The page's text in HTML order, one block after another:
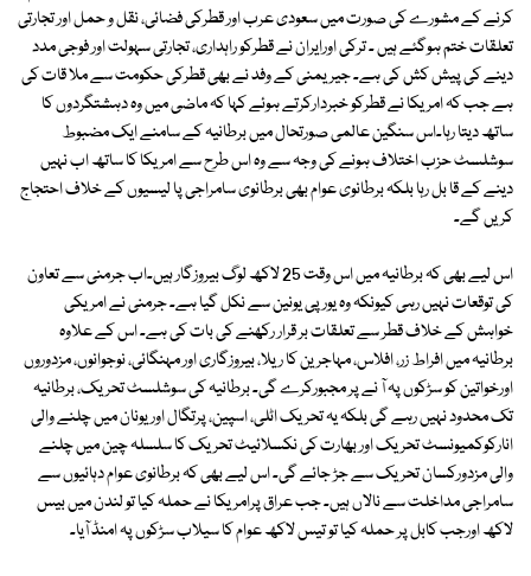
کرنے کے مشورے کی صورت میں سعودی عرب اور قطرکی فضائی، نقل و حمل اور تجارتی
تعلقات ختم ہوگئے ہیں ۔ ترکی اورایران نے قطرکو راہداری، تجارتی سہولت اور فوجی مدد
دینے کی پیش کش کی ہے۔ جیریمنی کے وفد نے بھی قطرکی حکومت سے ملا قات کی
ہے جب کہ امریکا نے قطرکو خبردارکرتے ہوئے کہا کہ ماضی میں وہ دہشتگردوں کا
ساتھ دیتا رہا۔اس سنگین عالمی صورتحال میں برطانیہ کے سامنے ایک مضبوط
سوشلسٹ حزب اختلاف ہونے کی وجہ سے وہ اس طرح سے امریکا کا ساتھ اب نہیں
دینے کے قا بل رہا بلکہ برطانوی عوام بھی برطانوی سامراجی پا لیسیوں کے خلاف احتجاج
کریں گے۔
اس لیے بھی کہ برطانیہ میں اس وقت 25 لاکھ لوگ بیروزگار ہیں۔اب جرمنی سے تعاون
کی توقعات نہیں رہی کیونکہ وہ یورپی یونین سے نکل گیا ہے۔ جرمنی نے امریکی
خواہش کے خلاف قطر سے تعلقات بر قرار رکھنے کی بات کی ہے۔ اس کے علاوہ
برطانیہ میں افراط زر، افلاس، مہاجرین کا ریلا، بیروزگاری اور مہنگائی، نوجوانوں، مزدوروں
اورخواتین کو سڑکوں پہ آ نے پر مجبورکرے گی۔ برطانیہ کی سوشلسٹ تحریک، برطانیہ
تک محدود نہیں رہے گی بلکہ یہ تحریک اٹلی، اسپین، پرتگال اور یونان میں چلنے والی
انارکوکمیونسٹ تحریک اور بھارت کی نکسلائیٹ تحریک کا سلسلہ چین میں چلنے
والی مزدورکسان تحریک سے جڑ جائے گی۔ اس لیے بھی کہ برطانوی عوام دہائیوں سے
سامراجی مداخلت سے نالاں ہیں۔ جب عراق پرامریکا نے حملہ کیا تو لندن میں بیس
لاکھ اورجب کابل پر حملہ کیا تو تیس لاکھ عوام کا سیلاب سڑکوں پہ امنڈ آیا۔